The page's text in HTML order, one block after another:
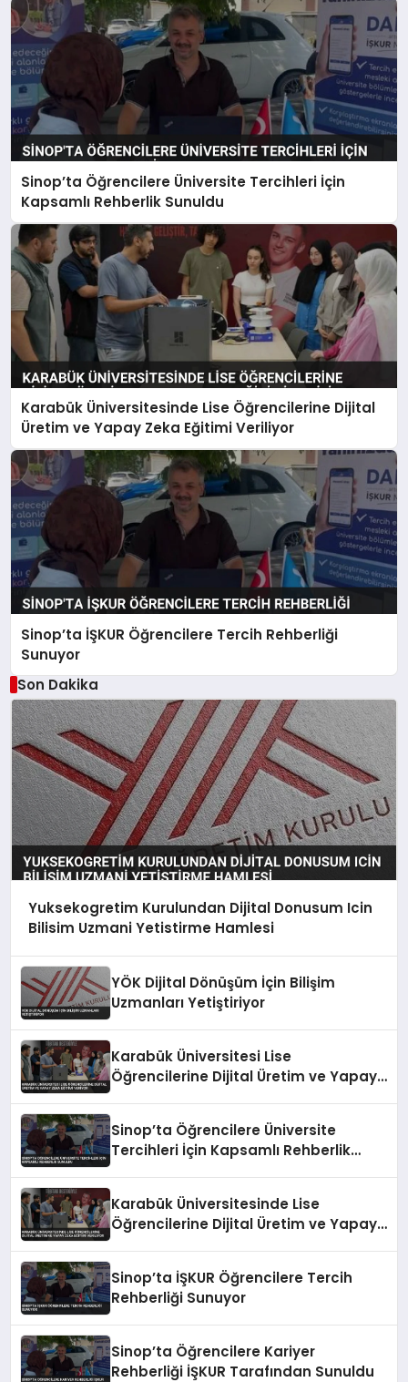
Sinop’ta Öğrencilere Üniversite Tercihleri İçin
Kapsamlı Rehberlik Sunuldu
Karabük Üniversitesinde Lise Öğrencilerine Dijital
Üretim ve Yapay Zeka Eğitimi Veriliyor
Sinop’ta İŞKUR Öğrencilere Tercih Rehberliği
Sunuyor
Son Dakika
Yuksekogretim Kurulundan Dijital Donusum Icin
Bilisim Uzmani Yetistirme Hamlesi
YÖK Dijital Dönüşüm İçin Bilişim
Uzmanları Yetiştiriyor
Karabük Üniversitesi Lise
Öğrencilerine Dijital Üretim ve Yapay
Sinop’ta Öğrencilere Üniversite
Tercihleri İçin Kapsamlı Rehberlik
Karabük Üniversitesinde Lise
Öğrencilerine Dijital Üretim ve Yapay
Sinop’ta İŞKUR Öğrencilere Tercih
Rehberliği Sunuyor
Sinop’ta Öğrencilere Kariyer
Rehberliği İŞKUR Tarafından Sunuldu